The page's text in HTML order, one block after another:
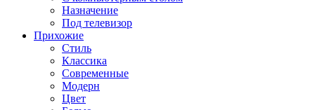
Назначение
Под телевизор
Прихожие
Стиль
Классика
Современные
Модерн
Цвет